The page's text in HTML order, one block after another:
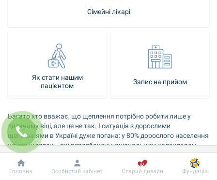
Сімейні лікарі
Як стати нашим
пацієнтом
Запис на прийом
Багато хто вважає, що щеплення потрібно робити лише у
дитячому віці, але це не так. І ситуація з дорослими
щепленнями в Україні дуже погана: у 80% дорослого населення
немає щеплень, які передбачені національним календарем.
Щеплення в деяких випадках є єдиним ефективним способом
профілактики захворювання, а також воно є захистом від
тяжких наслідків у разі хвороби. Тому вакцинацію потрібно
Добробут Інформація Пацієнту
Головна Особистий кабінет Старий дизайн Фундація